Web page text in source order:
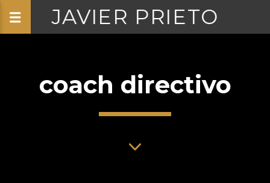
JAVIER PRIETO
coach directivo